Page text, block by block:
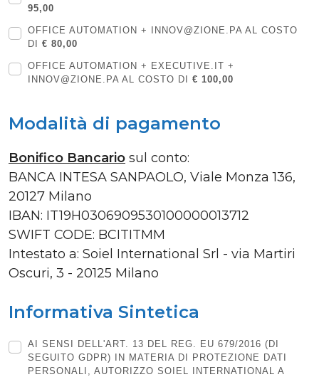
95,00
OFFICE AUTOMATION + INNOV@ZIONE.PA AL COSTO
DI € 80,00
OFFICE AUTOMATION + EXECUTIVE.IT +
INNOV@ZIONE.PA AL COSTO DI € 100,00
Modalità di pagamento
Bonifico Bancario sul conto:
BANCA INTESA SANPAOLO, Viale Monza 136,
20127 Milano
IBAN: IT19H0306909530100000013712
SWIFT CODE: BCITITMM
Intestato a: Soiel International Srl - via Martiri
Oscuri, 3 - 20125 Milano
Informativa Sintetica
AI SENSI DELL'ART. 13 DEL REG. EU 679/2016 (DI
SEGUITO GDPR) IN MATERIA DI PROTEZIONE DATI
PERSONALI, AUTORIZZO SOIEL INTERNATIONAL A